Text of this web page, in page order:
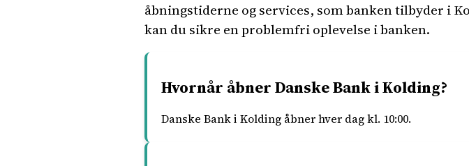
åbningstiderne og services, som banken tilbyder i
kan du sikre en problemfri oplevelse i banken.
Hvornår åbner Danske Bank i Kolding?
Danske Bank i Kolding åbner hver dag kl. 10:00.